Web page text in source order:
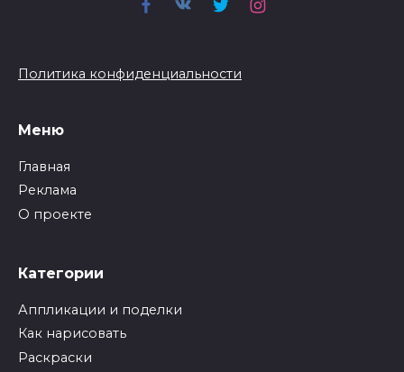
Политика конфиденциальности
Меню
Главная
Реклама
О проекте
Категории
Аппликации и поделки
Как нарисовать
Раскраски